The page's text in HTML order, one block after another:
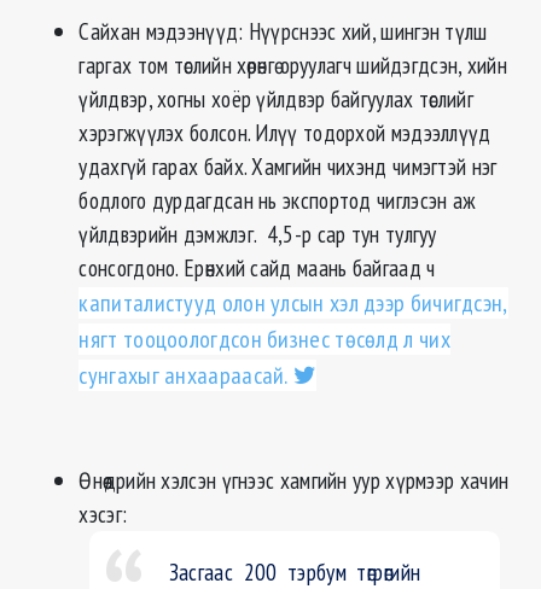
Сайхан мэдээнүүд: Нүүрснээс хий, шингэн түлш
гаргах том төслийн хөрөнгө оруулагч шийдэгдсэн, хийн
үйлдвэр, хогны хоёр үйлдвэр байгуулах төслийг
хэрэгжүүлэх болсон. Илүү тодорхой мэдээллүүд
удахгүй гарах байх. Хамгийн чихэнд чимэгтэй нэг
бодлого дурдагдсан нь экспортод чиглэсэн аж
үйлдвэрийн дэмжлэг. 4,5-р сар тун тулгуу
сонсогдоно. Ерөнхий сайд маань байгаад ч
капиталистууд олон улсын хэл дээр бичигдсэн,
нягт тооцоологдсон бизнес төсөлд л чих
сунгахыг анхаараасай.
Өнөөдрийн хэлсэн үгнээс хамгийн уур хүрмээр хачин
хэсэг:
Засгаас 200 тэрбум төгрөгийн